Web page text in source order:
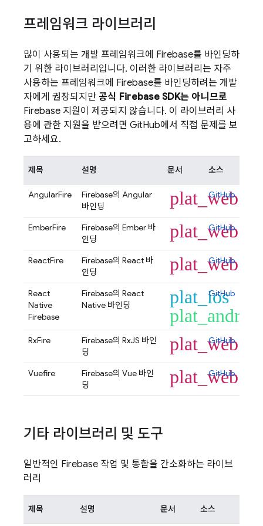
프레임워크 라이브러리
많이 사용되는 개발 프레임워크에 Firebase를 바인딩하
기 위한 라이브러리입니다. 이러한 라이브러리는 자주
사용하는 프레임워크에 Firebase를 바인딩하려는 개발
자에게 권장되지만 공식 Firebase SDK는 아니므로
Firebase 지원이 제공되지 않습니다. 이 라이브러리 사
용에 관한 지원을 받으려면 GitHub에서 직접 문제를 보
고하세요.
제목 설명 문서 소스
AngularFire
Firebase의 Angular
바인딩
plat_web
GitHub
EmberFire
Firebase의 Ember 바
인딩
plat_web
GitHub
ReactFire
Firebase의 React 바
인딩
plat_web
GitHub
React
Native
Firebase
Firebase의 React
Native 바인딩
plat_ios
GitHub
RxFire
Firebase의 RxJS 바인
딩
plat_web
GitHub
Vuefire
Firebase의 Vue 바인
딩
plat_web
GitHub
기타 라이브러리 및 도구
일반적인 Firebase 작업 및 통합을 간소화하는 라이브
러리
제목 설명 문서 소스